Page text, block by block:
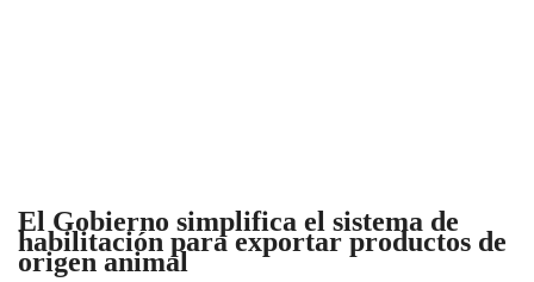
El Gobierno simplifica el sistema de
habilitación para exportar productos de
origen animal